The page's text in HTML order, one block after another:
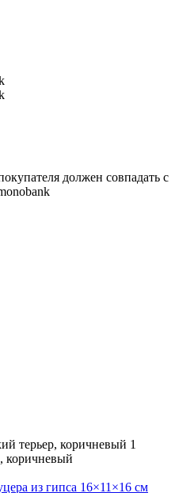
должен совпадать с
коричневый